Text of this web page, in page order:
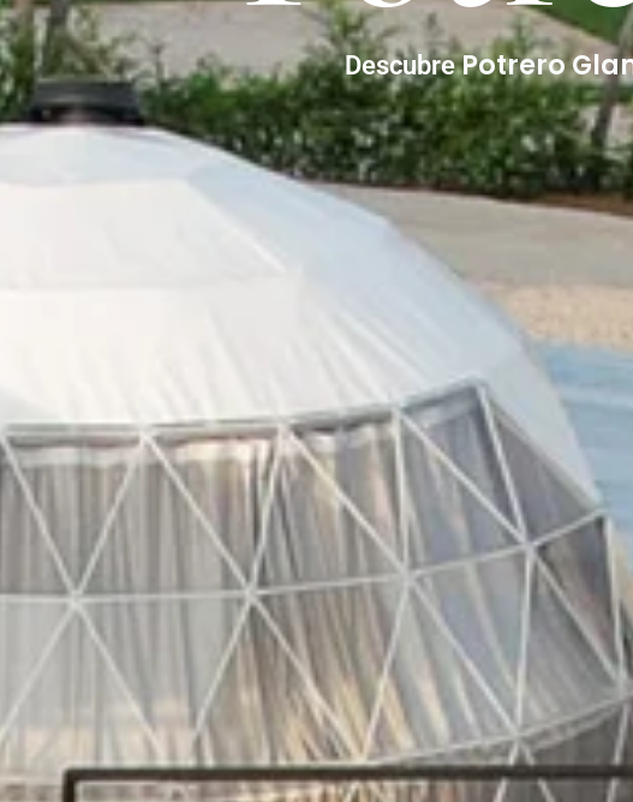
DescubrePotrero